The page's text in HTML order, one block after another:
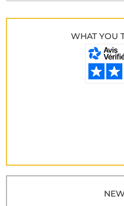
WHAT YOU